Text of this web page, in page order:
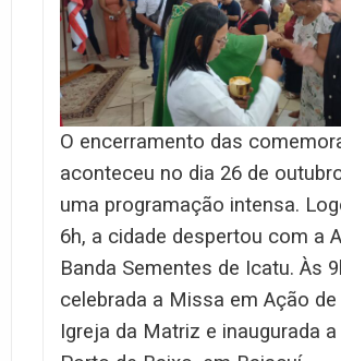
O encerramento das
aconteceu no dia 26 de
uma programação intensa.
6h, a cidade despertou com a
Banda Sementes de Icatu. Às
celebrada a Missa em Ação de
Igreja da Matriz e inaugurada a